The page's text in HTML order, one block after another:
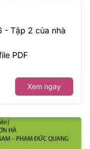
- Tập 2 của nhà
PDF
Xem ngay